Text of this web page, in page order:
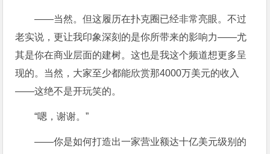
——当然。但这履历在扑克圈已经非常亮眼。不过
老实说，更让我印象深刻的是你所带来的影响力——尤
其是你在商业层面的建树。这也是我这个频道想更多呈
现的。当然，大家至少都能欣赏那4000万美元的收入
——这绝不是开玩笑的。
“嗯，谢谢。”
——你是如何打造出一家营业额达十亿美元级别的